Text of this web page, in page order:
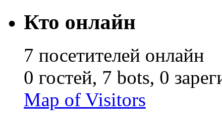
Кто онлайн
7 посетителей онлайн
0 гостей, 7 bots, 0
Map of Visitors